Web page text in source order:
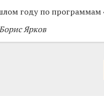
году по программам
Ярков